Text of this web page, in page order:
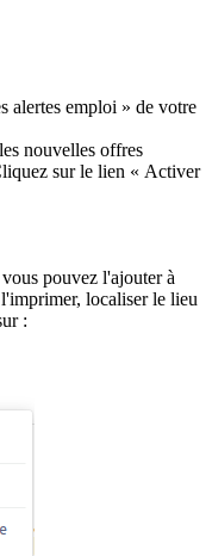
alertes emploi » de votre
nouvelles offres
sur le lien « Activer
pouvez l'ajouter à
localiser le lieu
: